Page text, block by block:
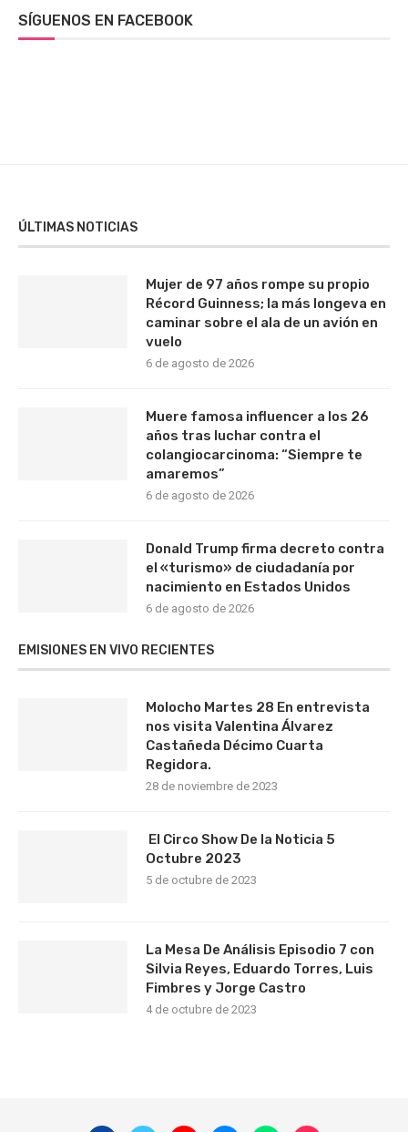
SÍGUENOS EN FACEBOOK
ÚLTIMAS NOTICIAS
Mujer de 97 años rompe su propio
Récord Guinness; la más longeva en
caminar sobre el ala de un avión en
vuelo
6 de agosto de 2026
Muere famosa influencer a los 26
años tras luchar contra el
colangiocarcinoma: “Siempre te
amaremos”
6 de agosto de 2026
Donald Trump firma decreto contra
el «turismo» de ciudadanía por
nacimiento en Estados Unidos
6 de agosto de 2026
EMISIONES EN VIVO RECIENTES
Molocho Martes 28 En entrevista
nos visita Valentina Álvarez
Castañeda Décimo Cuarta
Regidora.
28 de noviembre de 2023
El Circo Show De la Noticia 5
Octubre 2023
5 de octubre de 2023
La Mesa De Análisis Episodio 7 con
Silvia Reyes, Eduardo Torres, Luis
Fimbres y Jorge Castro
4 de octubre de 2023